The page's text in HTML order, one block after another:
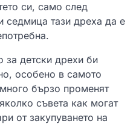
си, само след
седмица тази дреха да е
за детски дрехи би
особено в самото
бързо променят
съвета как могат
от закупуването на